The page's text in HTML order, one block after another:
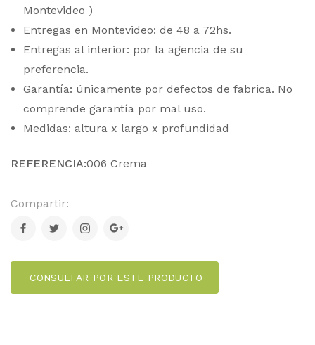
Montevideo )
Entregas en Montevideo: de 48 a 72hs.
Entregas al interior: por la agencia de su
preferencia.
Garantía: únicamente por defectos de fabrica. No
comprende garantía por mal uso.
Medidas: altura x largo x profundidad
REFERENCIA:006 Crema
Compartir:
CONSULTAR POR ESTE PRODUCTO